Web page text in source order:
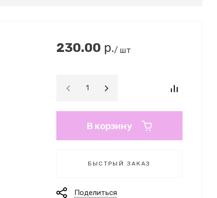
230.00 р./ шт
В корзину
БЫСТРЫЙ ЗАКАЗ
Поделиться